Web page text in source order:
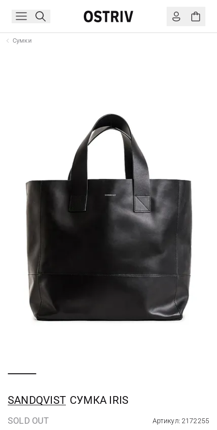
Сумки
SANDQVIST СУМКА IRIS
SOLD OUT Артикул: 2172255